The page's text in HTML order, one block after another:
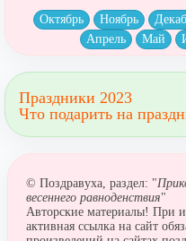
Октябрь Ноябрь
Апрель
Май
Праздники 2023
Что подарить на
© Поздравуха, раздел: "
весеннего равноденствия"
Авторские материалы! При
активная ссылка на сайт